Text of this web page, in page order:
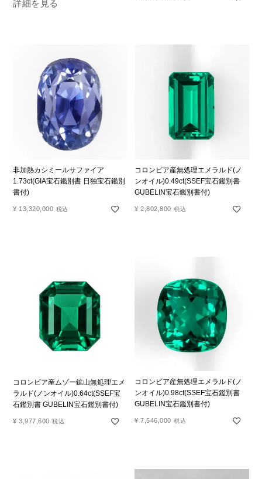
詳細を見る
非加熱カシミールサファイア
1.73ct(GIA宝石鑑別書 日独宝石鑑別
書付)
¥ 13,320,000 税込
コロンビア産無処理エメラルド(ノ
ンオイル)0.49ct(SSEF宝石鑑別書
GUBELIN宝石鑑別書付)
¥ 2,802,800 税込
コロンビア産ムゾー鉱山無処理エメ
ラルド(ノンオイル)0.64ct(SSEF宝
石鑑別書 GUBELIN宝石鑑別書付)
¥ 3,977,600 税込
コロンビア産無処理エメラルド(ノ
ンオイル)0.98ct(SSEF宝石鑑別書
GUBELIN宝石鑑別書付)
¥ 7,546,000 税込